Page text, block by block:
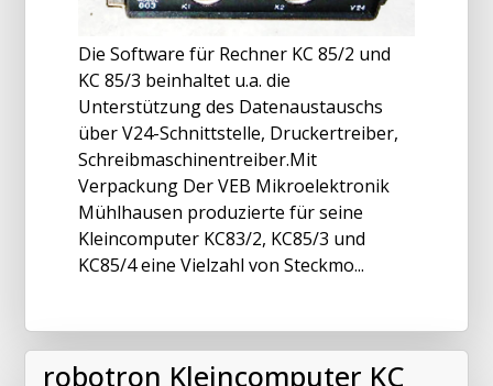
Die Software für Rechner KC 85/2 und
KC 85/3 beinhaltet u.a. die
Unterstützung des Datenaustauschs
über V24-Schnittstelle, Druckertreiber,
Schreibmaschinentreiber.Mit
Verpackung Der VEB Mikroelektronik
Mühlhausen produzierte für seine
Kleincomputer KC83/2, KC85/3 und
KC85/4 eine Vielzahl von Steckmo...
robotron Kleincomputer KC